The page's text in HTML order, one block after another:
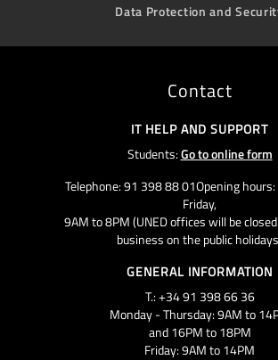
Data Protection and
Contact
IT HELP AND SUPPORT
Students:Go to online form
Telephone: 91 398 88 01Opening
Friday,
9AM to 8PM (UNED offices will be
business on the public
GENERAL INFORMATION
T.: +34 91 398 66 36
Monday - Thursday: 9AM to
and 16PM to 18PM
Friday: 9AM to 14PM